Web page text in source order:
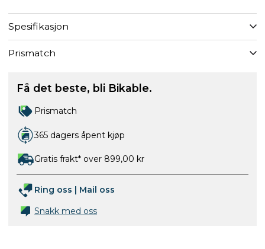
Spesifikasjon
Prismatch
Få det beste, bli Bikable.
Prismatch
365 dagers åpent kjøp
Gratis frakt* over 899,00 kr
Ring oss | Mail oss
Snakk med oss